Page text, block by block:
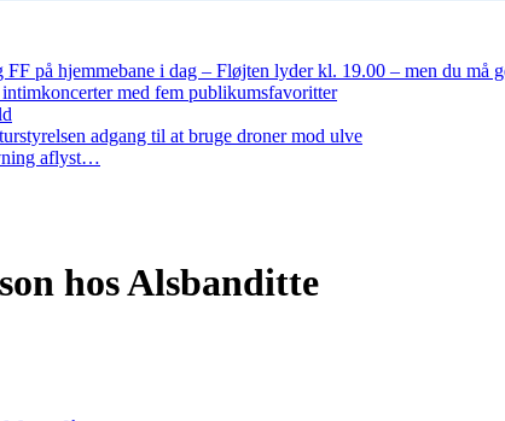
på hjemmebane i dag – Fløjten lyder kl. 19.00 – men du må
med fem publikumsfavoritter
adgang til at bruge droner mod ulve
aflyst…
hos Alsbanditte